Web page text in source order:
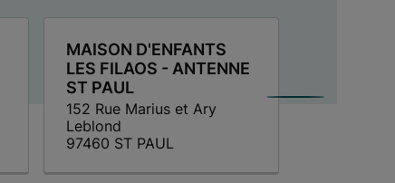
MAISON D'ENFANTS
LES FILAOS - ANTENNE
ST PAUL
152 Rue Marius et Ary
Leblond
97460 ST PAUL